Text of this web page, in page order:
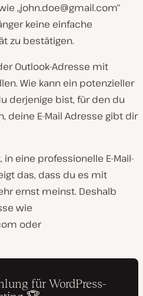
„john.doe@gmail.com“
keine einfache
zu bestätigen.
Outlook-Adresse mit
Wie kann ein potenzieller
derjenige bist, für den du
deine E-Mail Adresse gibt dir
eine professionelle E-Mail-
das, dass du es mit
ernst meinst. Deshalb
wie
oder